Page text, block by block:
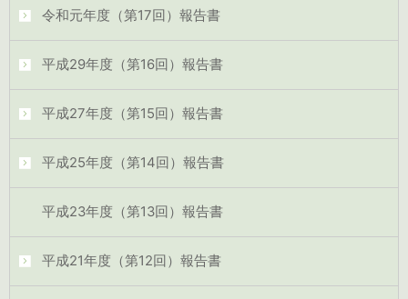
令和元年度（第17回）報告書
平成29年度（第16回）報告書
平成27年度（第15回）報告書
平成25年度（第14回）報告書
平成23年度（第13回）報告書
平成21年度（第12回）報告書